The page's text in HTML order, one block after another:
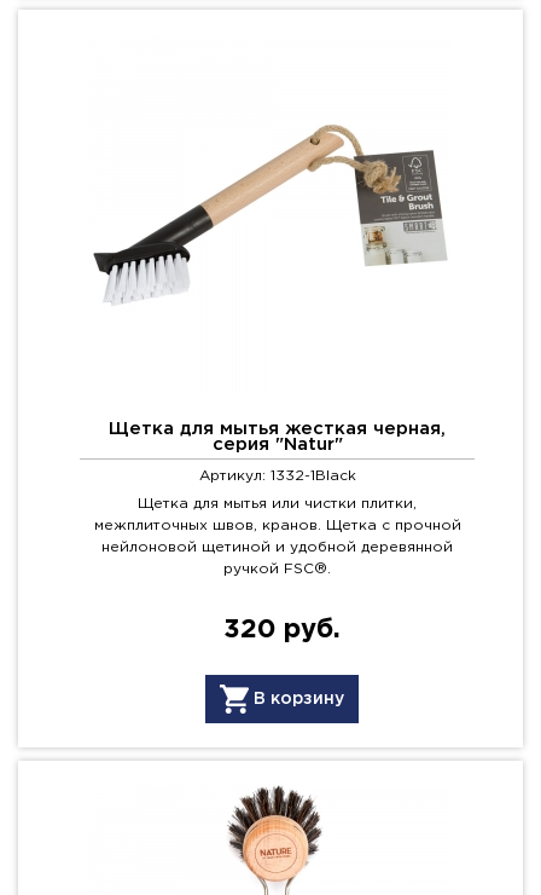
Щетка для мытья жесткая черная,
серия "Natur"
Артикул: 1332-1Black
Щетка для мытья или чистки плитки,
межплиточных швов, кранов. Щетка с прочной
нейлоновой щетиной и удобной деревянной
ручкой FSC®.
320 руб.
В корзину